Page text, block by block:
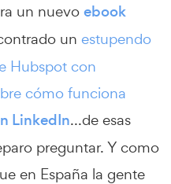
un nuevo ebook
un estupendo
Hubspot con
cómo funciona
LinkedIn...de esas
preguntar. Y como
en España la gente